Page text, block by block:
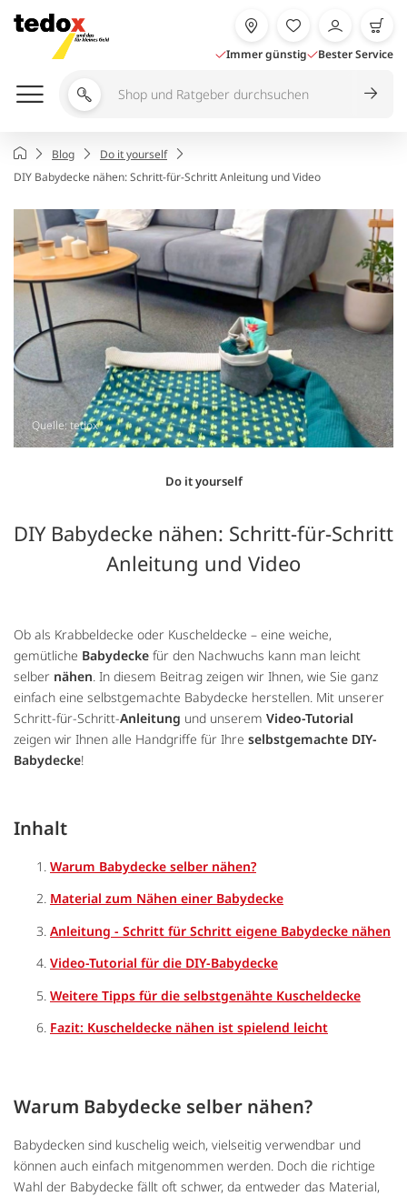
Inhalt
springen
Immer günstig Bester Service
Shop
Ratgeber
durchsuchen
Startseite
Blog
Do it yourself
DIY Babydecke nähen: Schritt-für-Schritt Anleitung und Video
Quelle: tedox
Do it yourself
DIY Babydecke nähen: Schritt-für-Schritt
Anleitung und Video
Ob als Krabbeldecke oder Kuscheldecke – eine weiche,
gemütliche Babydecke für den Nachwuchs kann man leicht
selber nähen. In diesem Beitrag zeigen wir Ihnen, wie Sie ganz
einfach eine selbstgemachte Babydecke herstellen. Mit unserer
Schritt-für-Schritt-Anleitung und unserem Video-Tutorial
zeigen wir Ihnen alle Handgriffe für Ihre selbstgemachte DIY-
Babydecke!
Inhalt
Warum Babydecke selber nähen?
Material zum Nähen einer Babydecke
Anleitung - Schritt für Schritt eigene Babydecke nähen
Video-Tutorial für die DIY-Babydecke
Weitere Tipps für die selbstgenähte Kuscheldecke
Fazit: Kuscheldecke nähen ist spielend leicht
Warum Babydecke selber nähen?
Babydecken sind kuschelig weich, vielseitig verwendbar und
können auch einfach mitgenommen werden. Doch die richtige
Wahl der Babydecke fällt oft schwer, da entweder das Material,